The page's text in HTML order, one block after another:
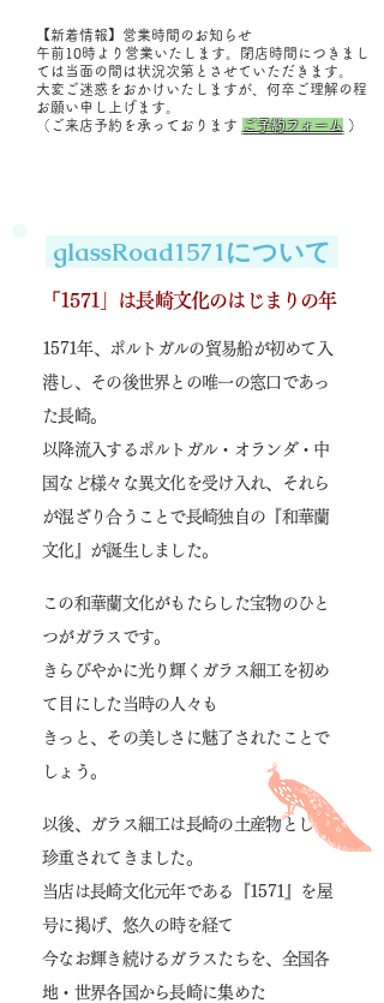
【新着情報】営業時間のお知らせ
午前10時より営業いたします。閉店時間につきまし
ては当面の間は状況次第とさせていただきます。
大変ご迷惑をおかけいたしますが、何卒ご理解の程
お願い申し上げます。
（ご来店予約を承っております ご予約フォーム ）
glassRoad1571について
「 1571」は長崎文化のはじまりの年
1571年、ポルトガルの貿易船が初めて入
港し、その後世界との唯一の窓口であっ
た長崎。
以降流入するポルトガル・オランダ・中
国など様々な異文化を受け入れ、それら
が混ざり合うことで長崎独自の『和華蘭
文化』が誕生しました。
この和華蘭文化がもたらした宝物のひと
つがガラスです。
きらびやかに光り輝くガラス細工を初め
て目にした当時の人々も
きっと、その美しさに魅了されたことで
しょう。
以後、ガラス細工は長崎の土産物として
珍重されてきました。
当店は長崎文化元年である『1571』を屋
号に掲げ、悠久の時を経て
今なお輝き続けるガラスたちを、全国各
地・世界各国から長崎に集めた